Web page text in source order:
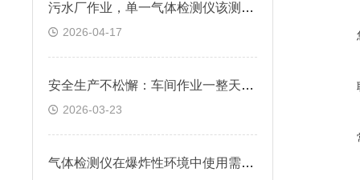
污水厂作业，单一气体检测仪该测哪种气体？
2026-04-17
安全生产不松懈：车间作业一整天，硫化氢检测仪续航跟得上吗？
2026-03-23
气体检测仪在爆炸性环境中使用需要注意什么?